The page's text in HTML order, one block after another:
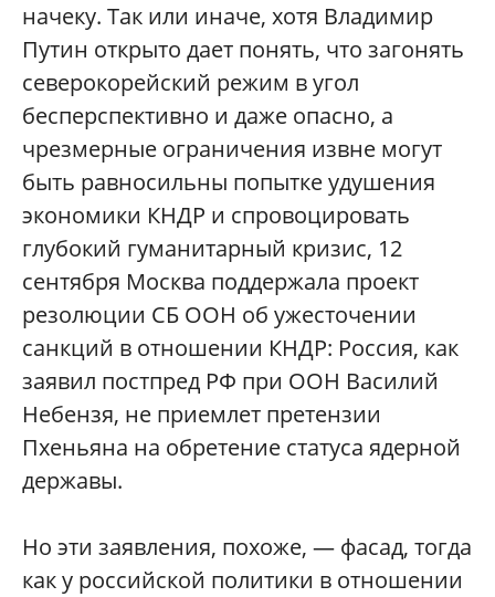
начеку. Так или иначе, хотя Владимир
Путин открыто дает понять, что загонять
северокорейский режим в угол
бесперспективно и даже опасно, а
чрезмерные ограничения извне могут
быть равносильны попытке удушения
экономики КНДР и спровоцировать
глубокий гуманитарный кризис, 12
сентября Москва поддержала проект
резолюции СБ ООН об ужесточении
санкций в отношении КНДР: Россия, как
заявил постпред РФ при ООН Василий
Небензя, не приемлет претензии
Пхеньяна на обретение статуса ядерной
державы.
Но эти заявления, похоже, — фасад, тогда
как у российской политики в отношении